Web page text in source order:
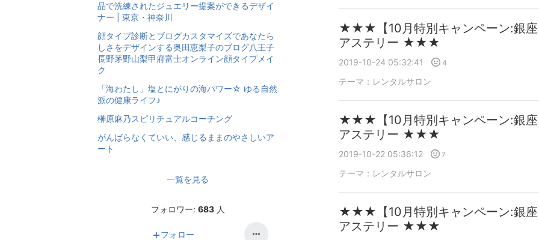
★★★【10月特別キャンペーン:銀座
アステリー ★★★
2019-10-24 05:32:41 4
テーマ： レンタルサロン
★★★【10月特別キャンペーン:銀座
アステリー ★★★
2019-10-22 05:36:12 7
テーマ： レンタルサロン
★★★【10月特別キャンペーン:銀座
アステリー ★★★
品で洗練されたジュエリー提案ができるデザイ
ナー | 東京・神奈川
顔タイプ診断とブログカスタマイズであなたら
しさをデザインする奥田恵梨子のブログ八王子
長野茅野山梨甲府富士オンライン顔タイプメイ
ク
「海わたし」塩とにがりの海パワー☆ ゆる自然
派の健康ライフ♪
榊原麻乃スピリチュアルコーチング
がんばらなくていい、感じるままのやさしいア
ート
一覧を見る
フォロワー: 683 人
フォロー